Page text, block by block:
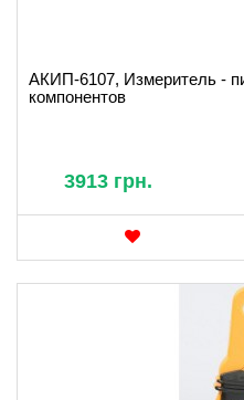
АКИП-6107, Измеритель -
компонентов
3913 грн.